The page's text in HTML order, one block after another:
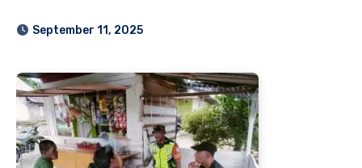
September 11, 2025